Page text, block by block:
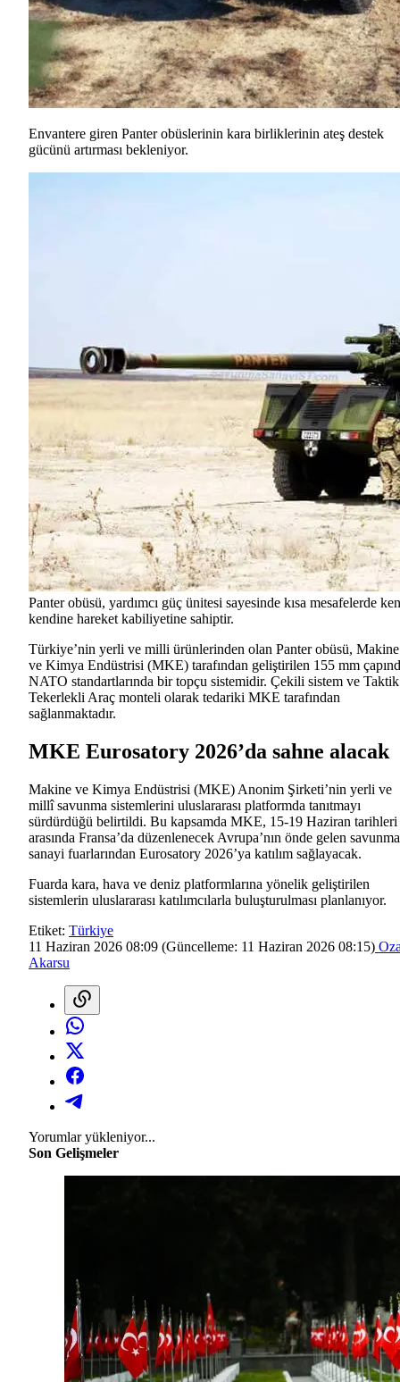
Envantere giren Panter obüslerinin kara birliklerinin ateş destek
gücünü artırması bekleniyor.
Panter obüsü, yardımcı güç ünitesi sayesinde kısa mesafelerde
kendine hareket kabiliyetine sahiptir.
Türkiye’nin yerli ve milli ürünlerinden olan Panter obüsü, Makine
ve Kimya Endüstrisi (MKE) tarafından geliştirilen 155 mm
NATO standartlarında bir topçu sistemidir. Çekili sistem ve Taktik
Tekerlekli Araç monteli olarak tedariki MKE tarafından
sağlanmaktadır.
MKE Eurosatory 2026’da sahne alacak
Makine ve Kimya Endüstrisi (MKE) Anonim Şirketi’nin yerli ve
millî savunma sistemlerini uluslararası platformda tanıtmayı
sürdürdüğü belirtildi. Bu kapsamda MKE, 15-19 Haziran tarihleri
arasında Fransa’da düzenlenecek Avrupa’nın önde gelen savunma
sanayi fuarlarından Eurosatory 2026’ya katılım sağlayacak.
Fuarda kara, hava ve deniz platformlarına yönelik geliştirilen
sistemlerin uluslararası katılımcılarla buluşturulması planlanıyor.
Etiket: Türkiye
11 Haziran 2026 08:09 (Güncelleme: 11 Haziran 2026 08:15)
Akarsu
Yorumlar yükleniyor...
Son Gelişmeler